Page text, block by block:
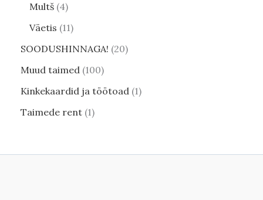
Multš 4
Väetis 11
SOODUSHINNAGA! 20
Muud taimed 100
Kinkekaardid ja töötoad 1
Taimede rent 1